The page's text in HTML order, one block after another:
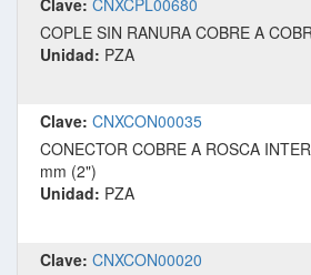
Clave: CNXCPL00680
COPLE SIN RANURA COBRE A
Unidad: PZA
Clave: CNXCON00035
CONECTOR COBRE A ROSCA
mm (2")
Unidad: PZA
Clave: CNXCON00020